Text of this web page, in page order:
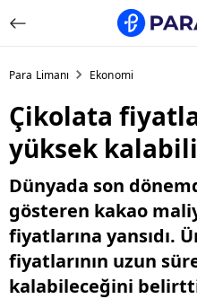
Para Limanı Ekonomi
Çikolata
yüksek
Dünyada son
gösteren kakao
fiyatlarına yansıdı.
fiyatlarının uzun
kalabileceğini